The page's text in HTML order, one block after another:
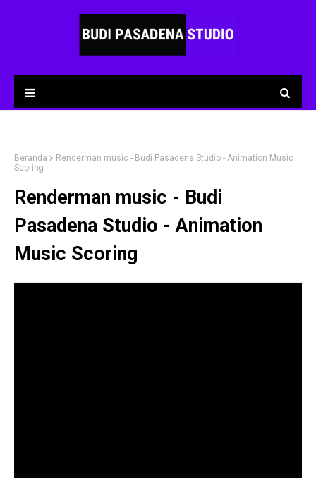
Beranda
Renderman music - Budi Pasadena Studio - Animation Music
Scoring
Renderman music - Budi
Pasadena Studio - Animation
Music Scoring